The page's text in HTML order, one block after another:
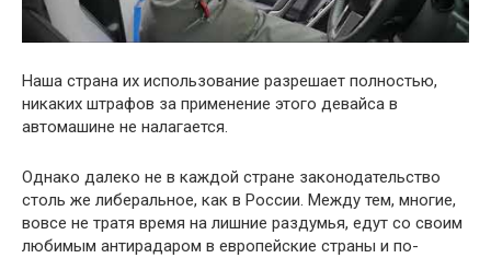
Наша страна их использование разрешает полностью,
никаких штрафов за применение этого девайса в
автомашине не налагается.
Однако далеко не в каждой стране законодательство
столь же либеральное, как в России. Между тем, многие,
вовсе не тратя время на лишние раздумья, едут со своим
любимым антирадаром в европейские страны и по-